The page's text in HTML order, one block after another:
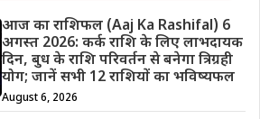
आज का राशिफल (Aaj Ka Rashifal) 6
अगस्त 2026: कर्क राशि के लिए लाभदायक
दिन, बुध के राशि परिवर्तन से बनेगा त्रिग्रही
योग; जानें सभी 12 राशियों का भविष्यफल
August 6, 2026